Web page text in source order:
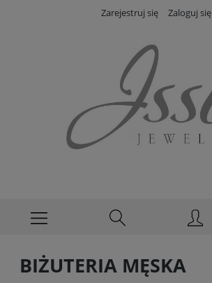
Zarejestruj się Zaloguj się
BIŻUTERIA MĘSKA